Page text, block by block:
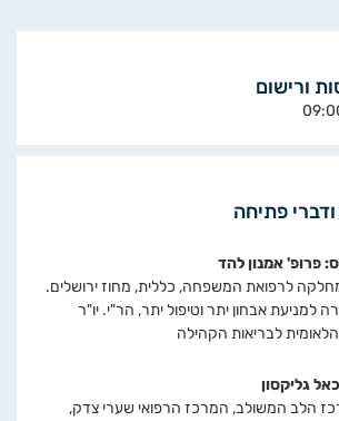
ורישום
פתיחה
פרופ' אמנון להד
לרפואת המשפחה, כללית, מחוז ירושלים.
למניעת אבחון יתר וטיפול יתר, הר"י. יו"ר
לבריאות הקהילה
גליקסון
הלב המשולב, המרכז הרפואי שערי צדק,